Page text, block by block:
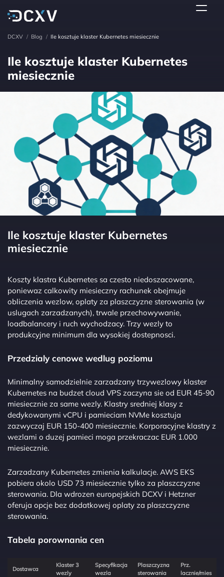
DCXV / Blog / Ile kosztuje klaster Kubernetes miesiecznie
Ile kosztuje klaster Kubernetes
miesiecznie
Ile kosztuje klaster Kubernetes
miesiecznie
Koszty klastra Kubernetes sa czesto niedoszacowane,
poniewaz calkowity miesieczny rachunek obejmuje
obliczenia wezlow, oplaty za plaszczyzne sterowania (w
uslugach zarzadzanych), trwale przechowywanie,
loadbalancery i ruch wychodzacy. Trzy wezly to
produkcyjne minimum dla wysokiej dostepnosci.
Przedzialy cenowe wedlug poziomu
Minimalny samodzielnie zarzadzany trzywezlowy klaster
Kubernetes na budzet cloud VPS zaczyna sie od EUR 45-90
miesiecznie za same wezly. Klastry sredniej klasy z
dedykowanymi vCPU i pamieciam NVMe kosztuja
zazwyczaj EUR 150-400 miesiecznie. Korporacyjne klastry z
wezlami o duzej pamieci moga przekraczac EUR 1.000
miesiecznie.
Zarzadzany Kubernetes zmienia kalkulacje. AWS EKS
pobiera okolo USD 73 miesiecznie tylko za plaszczyzne
sterowania. Dla wdrozen europejskich DCXV i Hetzner
oferuja opcje bez dodatkowej oplaty za plaszczyzne
sterowania.
Tabela porownania cen
Dostawca
Klaster 3
wezly
Specyfikacja
wezla
Plaszczyzna
sterowania
Prz.
lacznie/mies